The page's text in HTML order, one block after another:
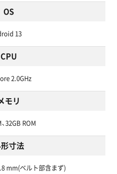
OS
13
CPU
2.0GHz
モリ
32GB ROM
寸法
mm(ベルト部含まず)